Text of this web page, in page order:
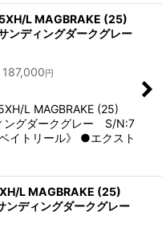
L MAGBRAKE (25)
ンディングダークグレー
187,000円
L MAGBRAKE (25)
ングダークグレー S/N:7
イトリール》 ●エクスト
L MAGBRAKE (25)
ンディングダークグレー